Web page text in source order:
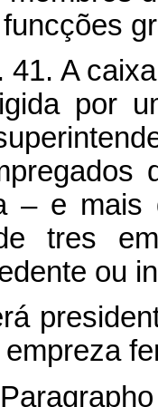
41. A
por
– e mais
tres
ou